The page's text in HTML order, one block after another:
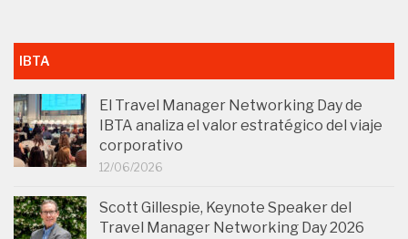
IBTA
El Travel Manager Networking Day de
IBTA analiza el valor estratégico del viaje
corporativo
12/06/2026
Scott Gillespie, Keynote Speaker del
Travel Manager Networking Day 2026